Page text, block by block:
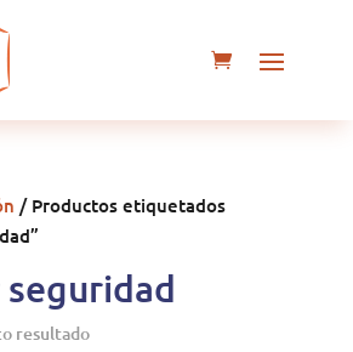
/ Productos etiquetados
resultado